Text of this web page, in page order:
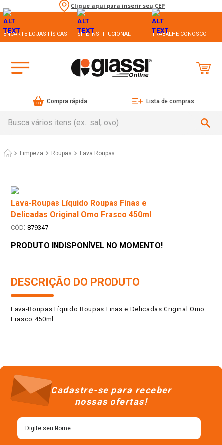
Clique aqui para inserir seu CEP
ENCARTE LOJAS FÍSICAS SITE INSTITUCIONAL TRABALHE CONOSCO
Compra rápida Lista de compras
Limpeza Roupas Lava Roupas
Lava-Roupas Líquido Roupas Finas e
Delicadas Original Omo Frasco 450ml
: 879347
PRODUTO INDISPONÍVEL NO MOMENTO!
DESCRIÇÃO DO PRODUTO
Lava-Roupas Líquido Roupas Finas e Delicadas Original Omo
Frasco 450ml
Cadastre-se para receber
nossas ofertas!